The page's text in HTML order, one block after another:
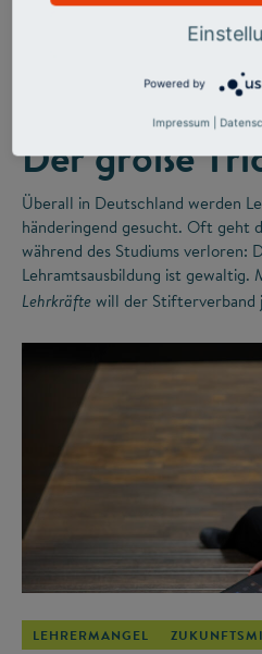
Der große
Überall in Deutschland werden
händeringend gesucht. Oft geht
während des Studiums verloren:
Lehramtsausbildung ist gewaltig.
Lehrkräfte will der Stifterverband
LEHRERMANGEL
Powered by
Impressum